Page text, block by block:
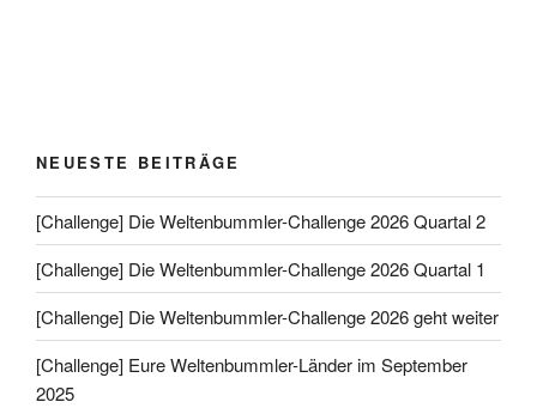
NEUESTE BEITRÄGE
[Challenge] Die Weltenbummler-Challenge 2026 Quartal 2
[Challenge] Die Weltenbummler-Challenge 2026 Quartal 1
[Challenge] Die Weltenbummler-Challenge 2026 geht weiter
[Challenge] Eure Weltenbummler-Länder im September
2025